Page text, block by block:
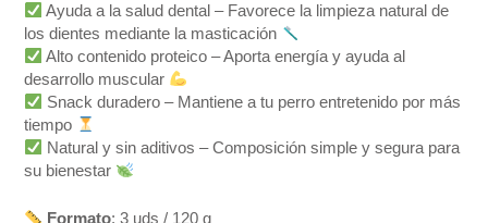
Ayuda a la salud dental – Favorece la limpieza natural de
los dientes mediante la masticación
Alto contenido proteico – Aporta energía y ayuda al
desarrollo muscular
Snack duradero – Mantiene a tu perro entretenido por más
tiempo
Natural y sin aditivos – Composición simple y segura para
su bienestar
Formato: 3 uds / 120 g